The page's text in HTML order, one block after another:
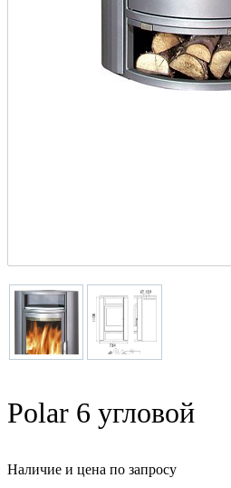
Polar 6 угловой
Наличие и цена по запросу